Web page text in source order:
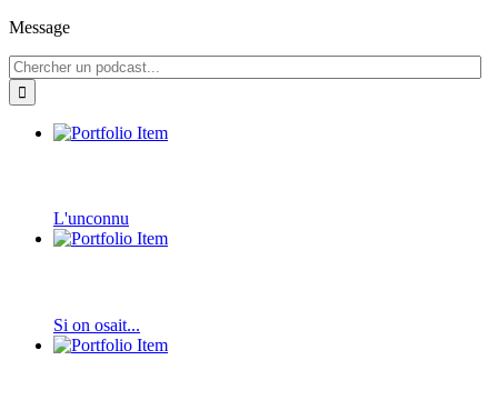
Message
L'unconnu
Si on osait...